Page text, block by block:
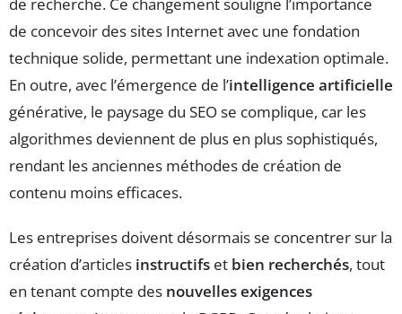
de concevoir des sites Internet avec une fondation
technique solide, permettant une indexation optimale.
En outre, avec l’émergence de l’intelligence artificielle
générative, le paysage du SEO se complique, car les
algorithmes deviennent de plus en plus sophistiqués,
rendant les anciennes méthodes de création de
contenu moins efficaces.
Les entreprises doivent désormais se concentrer sur la
création d’articles instructifs et bien recherchés, tout
en tenant compte des nouvelles exigences